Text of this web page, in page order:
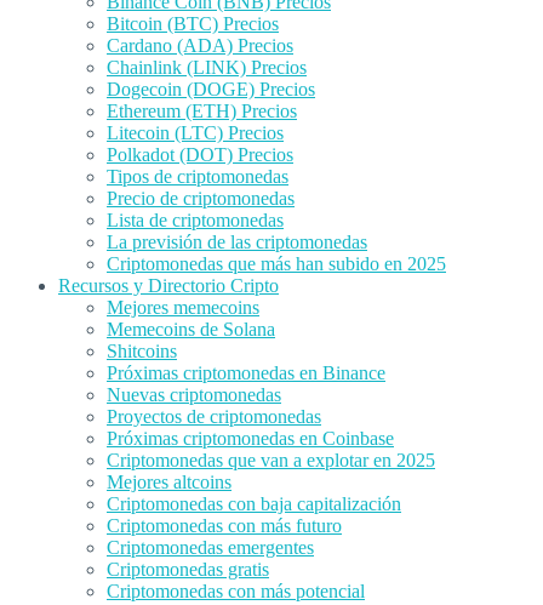
Bitcoin (BTC) Precios
Cardano (ADA) Precios
Chainlink (LINK) Precios
Dogecoin (DOGE) Precios
Ethereum (ETH) Precios
Litecoin (LTC) Precios
Polkadot (DOT) Precios
Tipos de criptomonedas
Precio de criptomonedas
Lista de criptomonedas
La previsión de las criptomonedas
Criptomonedas que más han subido en 2025
Recursos y Directorio Cripto
Mejores memecoins
Memecoins de Solana
Shitcoins
Próximas criptomonedas en Binance
Nuevas criptomonedas
Proyectos de criptomonedas
Próximas criptomonedas en Coinbase
Criptomonedas que van a explotar en 2025
Mejores altcoins
Criptomonedas con baja capitalización
Criptomonedas con más futuro
Criptomonedas emergentes
Criptomonedas gratis
Criptomonedas con más potencial